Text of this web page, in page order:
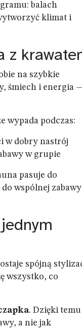
balach
klimat i
z
na szybkie
śmiech i energia
wypada podczas:
w dobry nastrój
w grupie
pasuje do
wspólnej
spójną
wszystko, co
. Dzięki temu
a nie jak